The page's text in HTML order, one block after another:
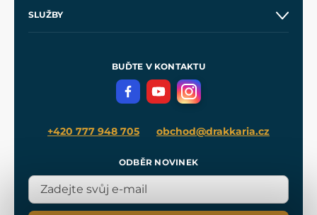
Velkoobchod
SLUŽBY
Meče pro Kingdom Come
BUĎTE V KONTAKTU
+420 777 948 705 obchod@drakkaria.cz
ODBĚR NOVINEK